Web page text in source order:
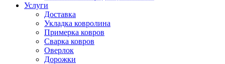
Услуги
Доставка
Укладка ковролина
Примерка ковров
Сварка ковров
Оверлок
Дорожки